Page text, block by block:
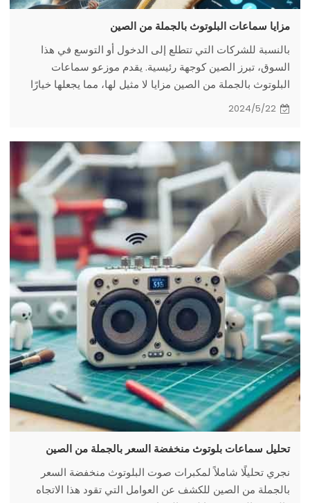
مزايا سماعات البلوتوث بالجملة من الصين
بالنسبة للشركات التي تتطلع إلى الدخول أو التوسع في هذا
السوق، تبرز الصين كوجهة رئيسية. يقدم موزعو سماعات
البلوتوث بالجملة من الصين مزايا لا مثيل لها، مما يجعلها خيارًا
استراتيجيًا للعديد من رواد الأعمال.
2024/5/22
تحليل سماعات بلوتوث منخفضة السعر بالجملة من الصين
نجري تحليلًا شاملاً لمكبرات صوت البلوتوث منخفضة السعر
بالجملة من الصين للكشف عن العوامل التي تقود هذا الاتجاه